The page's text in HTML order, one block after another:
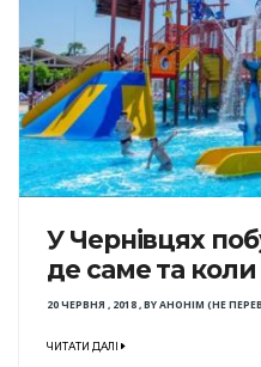
У Чернівцях
де саме та коли
20 ЧЕРВНЯ , 2018,BYАНОНІМ (НЕ
ЧИТАТИ ДАЛІ